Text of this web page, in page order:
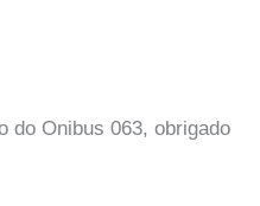
do Onibus 063, obrigado